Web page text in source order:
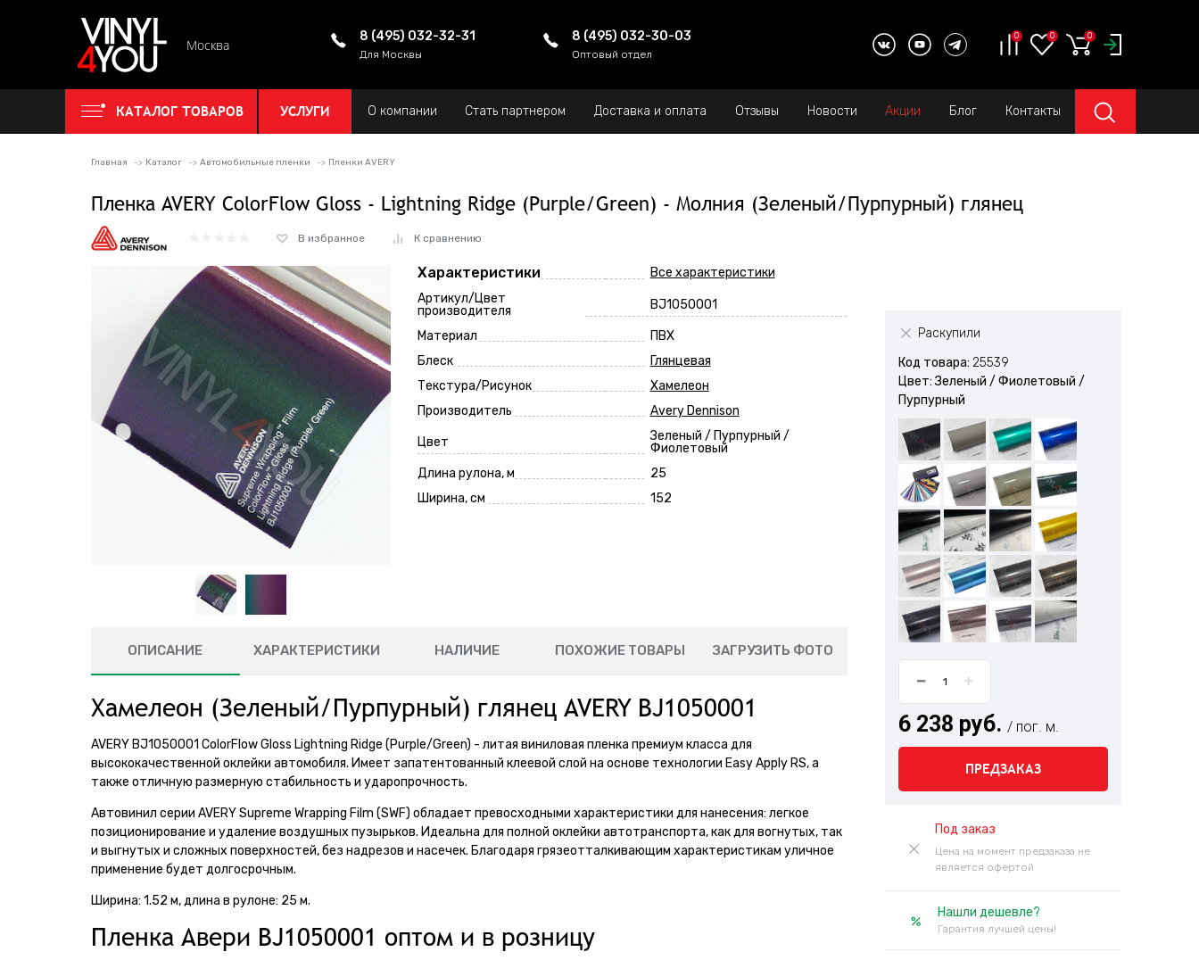
Москва
8 (495) 032-32-31
Для Москвы
8 (495) 032-30-03
Оптовый отдел
0 0 0
КАТАЛОГ ТОВАРОВ УСЛУГИ О компании Стать партнером Доставка и оплата Отзывы Новости Акции Блог Контакты
Главная Каталог Автомобильные пленки Пленки AVERY
Пленка AVERY ColorFlow Gloss - Lightning Ridge (Purple/Green) - Молния (Зеленый/Пурпурный) глянец
В избранное К сравнению
Характеристики
Все характеристики
Артикул/Цвет
производителя
BJ1050001
Материал
ПВХ
Блеск
Глянцевая
Текстура/Рисунок
Хамелеон
Производитель
Avery Dennison
Цвет
Зеленый / Пурпурный /
Фиолетовый
Длина рулона, м
25
Ширина, см
152
Раскупили
Код товара: 25539
Цвет: Зеленый / Фиолетовый /
Пурпурный
6 238 руб. / пог. м.
ПРЕДЗАКАЗ
Под заказ
Цена на момент предзаказа не
является офертой
Нашли дешевле?
Гарантия лучшей цены!
ОПИСАНИЕ ХАРАКТЕРИСТИКИ НАЛИЧИЕ ПОХОЖИЕ ТОВАРЫ ЗАГРУЗИТЬ ФОТО
Хамелеон (Зеленый/Пурпурный) глянец AVERY BJ1050001
AVERY BJ1050001 ColorFlow Gloss Lightning Ridge (Purple/Green) - литая виниловая пленка премиум класса для
высококачественной оклейки автомобиля. Имеет запатентованный клеевой слой на основе технологии Easy Apply RS, а
также отличную размерную стабильность и ударопрочность.
Автовинил серии AVERY Supreme Wrapping Film (SWF) обладает превосходными характеристики для нанесения: легкое
позиционирование и удаление воздушных пузырьков. Идеальна для полной оклейки автотранспорта, как для вогнутых, так
и выгнутых и сложных поверхностей, без надрезов и насечек. Благодаря грязеотталкивающим характеристикам уличное
применение будет долгосрочным.
Ширина: 1.52 м, длина в рулоне: 25 м.
Пленка Авери BJ1050001 оптом и в розницу